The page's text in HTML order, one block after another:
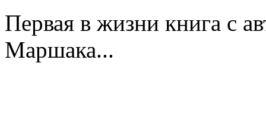
Первая в жизни книга с
Маршака...